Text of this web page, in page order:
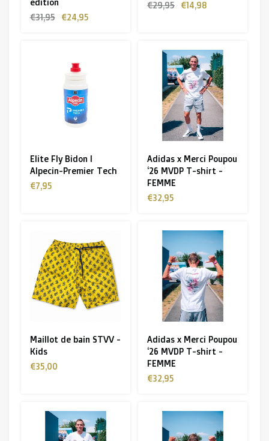
edition
€31,95
€24,95
€29,95
€14,98
Elite Fly Bidon I
Alpecin-Premier Tech
€7,95
Adidas x Merci Poupou
‘26 MVDP T-shirt -
FEMME
€32,95
Maillot de bain STVV -
Kids
€35,00
Adidas x Merci Poupou
‘26 MVDP T-shirt -
FEMME
€32,95